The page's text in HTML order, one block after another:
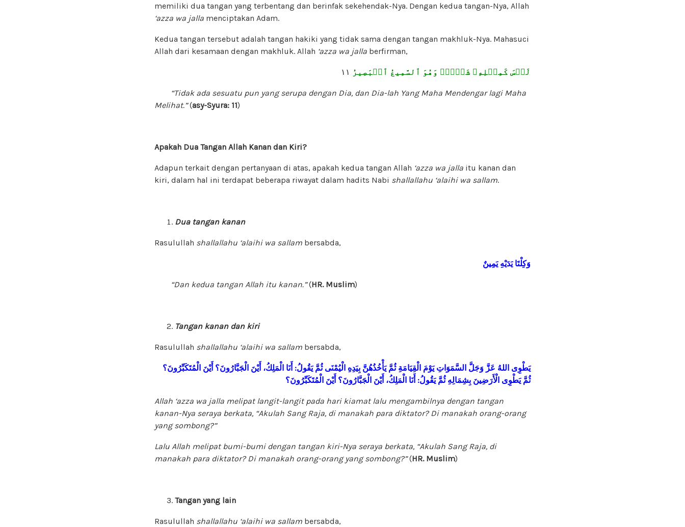
memiliki dua tangan yang terbentang dan berinfak sekehendak-Nya. Dengan kedua tangan-Nya, Allah
‘azza wa jalla menciptakan Adam.
Kedua tangan tersebut adalah tangan hakiki yang tidak sama dengan tangan makhluk-Nya. Mahasuci
Allah dari kesamaan dengan makhluk. Allah ‘azza wa jalla berfirman,
لَيۡسَ كَمِثۡلِهِۦ شَيۡءٞۖ وَهُوَ ٱلسَّمِيعُ ٱلۡبَصِيرُ
“Tidak ada sesuatu pun yang serupa dengan Dia, dan Dia-lah Yang Maha Mendengar lagi Maha
Melihat.”(asy-Syura: 11)
Apakah Dua Tangan Allah Kanan dan Kiri?
Adapun terkait dengan pertanyaan di atas, apakah kedua tangan Allah ‘azza wa jalla itu kanan dan
kiri, dalam hal ini terdapat beberapa riwayat dalam hadits Nabi shallallahu ‘alaihi wa sallam.
Dua tangan kanan
Rasulullah shallallahu ‘alaihi wa sallam bersabda,
وَكِلْتَا يَدَيْهِ يَمِينٌ
“Dan kedua tangan Allah itu kanan.”(HR. Muslim)
Tangan kanan dan kiri
Rasulullah shallallahu ‘alaihi wa sallam bersabda,
يَطْوِى اللهُ عَزَّ وَجَلَّ السَّمَوَاتِ يَوْمَ الْقِيَامَةِ ثُمَّ يَأْخُذُهُنَّ بِيَدِهِ الْيُمْنَى ثُمَّ يَقُولُ: أَنَا الْمَلِكُ، أَيْنَ الْجَبَّارُونَ؟ أَيْنَ الْمُتَكَبِّرُونَ؟
ثُمَّ يَطْوِى الْأَرَضِينَ بِشِمَالِهِ ثُمَّ يَقُولُ: أَنَا الْمَلِكُ، أَيْنَ الْجَبَّارُونَ؟ أَيْنَ الْمُتَكَبِّرُونَ؟
Allah ‘azza wa jalla melipat langit-langit pada hari kiamat lalu mengambilnya dengan tangan
kanan-Nya seraya berkata, “Akulah Sang Raja, di manakah para diktator? Di manakah orang-orang
yang sombong?”
Lalu Allah melipat bumi-bumi dengan tangan kiri-Nya seraya berkata, “Akulah Sang Raja, di
manakah para diktator? Di manakah orang-orang yang sombong?”(HR. Muslim)
Tangan yang lain
Rasulullah shallallahu ‘alaihi wa sallam bersabda,